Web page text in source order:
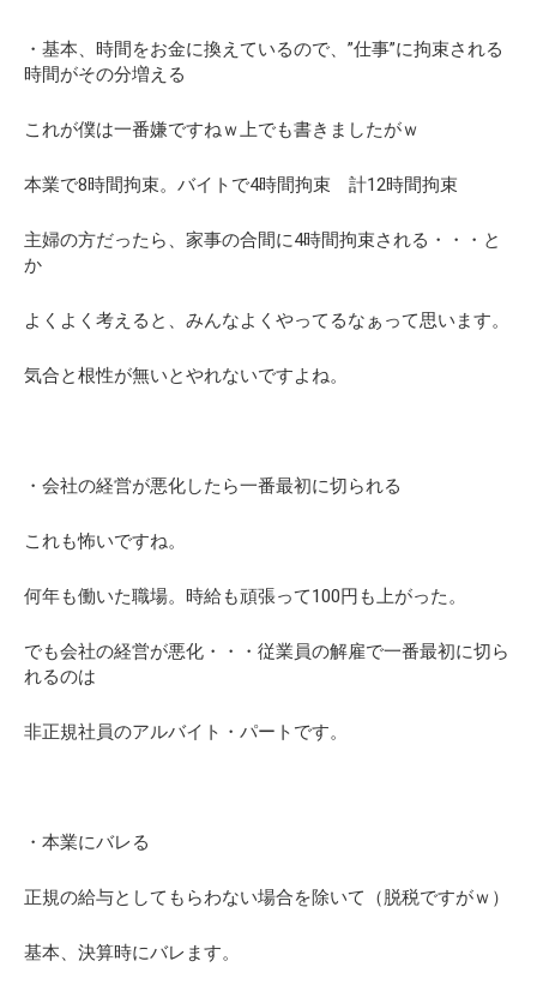
・基本、時間をお金に換えているので、”仕事”に拘束される
時間がその分増える
これが僕は一番嫌ですねｗ上でも書きましたがｗ
本業で8時間拘束。バイトで4時間拘束 計12時間拘束
主婦の方だったら、家事の合間に4時間拘束される・・・と
か
よくよく考えると、みんなよくやってるなぁって思います。
気合と根性が無いとやれないですよね。
・会社の経営が悪化したら一番最初に切られる
これも怖いですね。
何年も働いた職場。時給も頑張って100円も上がった。
でも会社の経営が悪化・・・従業員の解雇で一番最初に切ら
れるのは
非正規社員のアルバイト・パートです。
・本業にバレる
正規の給与としてもらわない場合を除いて（脱税ですがｗ）
基本、決算時にバレます。